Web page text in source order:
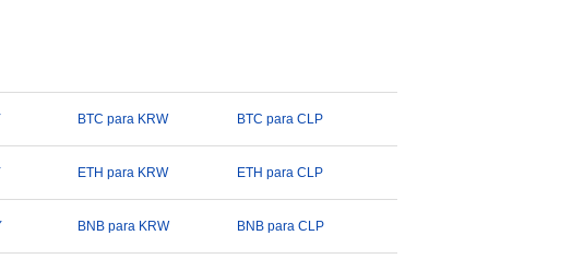
BTC para KRW BTC para CLP
ETH para KRW ETH para CLP
BNB para KRW BNB para CLP